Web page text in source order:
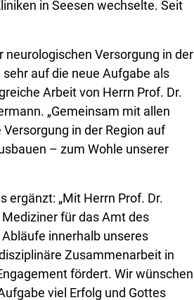
in Seesen wechselte. Seit
neurologischen Versorgung in der
auf die neue Aufgabe als
Arbeit von Herrn Prof. Dr.
„Gemeinsam mit allen
in der Region auf
– zum Wohle unserer
ergänzt: „Mit Herrn Prof. Dr.
für das Amt des
innerhalb unseres
Zusammenarbeit in
fördert. Wir wünschen
viel Erfolg und Gottes